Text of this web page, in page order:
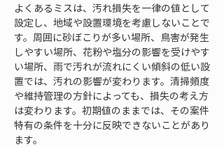
よくあるミスは、汚れ損失を一律の値として
設定し、地域や設置環境を考慮しないことで
す。周囲に砂ぼこりが多い場所、鳥害が発生
しやすい場所、花粉や塩分の影響を受けやす
い場所、雨で汚れが流れにくい傾斜の低い設
置では、汚れの影響が変わります。清掃頻度
や維持管理の方針によっても、損失の考え方
は変わります。初期値のままでは、その案件
特有の条件を十分に反映できないことがあり
ます。